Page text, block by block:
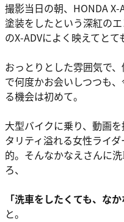
撮影当日の朝、HONDA
塗装をしたという深紅の
のX-ADVによく映えてとて
おっとりとした雰囲気で
で何度かお会いしつつも
る機会は初めて。
大型バイクに乗り、動画
タリティ溢れる女性ライ
的。そんなかなえさんに
ろ、
「洗車をしたくても、な
と。